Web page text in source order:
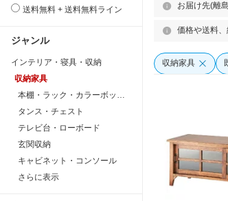
送料無料 + 送料無料ライン
ジャンル
インテリア・寝具・収納
収納家具
タンス・チェスト
テレビ台・ローボード
玄関収納
キャビネット・コンソール
さらに表示
お届け先(離
価格や送料
収納家具